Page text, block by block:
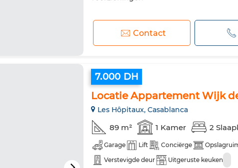
Contact
7.000 DH
Locatie Appartement Wijk
Les Hôpitaux, Casablanca
89 m² 1 Kamer 2
Garage Lift Conciërge
Verstevigde deur
Uitgeruste keuken